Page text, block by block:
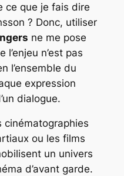
ce que je fais dire
? Donc, utiliser
ne me pose
n’est pas
l’ensemble du
expression
dialogue.
cinématographies
ou les films
un univers
d’avant garde.